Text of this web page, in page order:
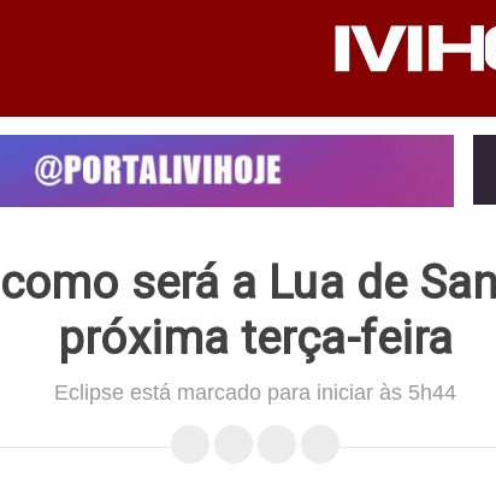
será a Lua de
próxima terça-feira
Eclipse está marcado para iniciar às 5h44